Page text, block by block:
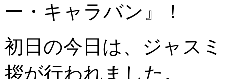
ー・キャラバン』！
初日の今日は、ジャス
拶が行われました。